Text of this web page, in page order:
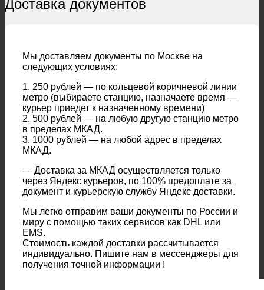
Доставка документов
Мы доставляем документы по Москве на
следующих условиях:
1. 250 рублей — по кольцевой коричневой линии
метро (выбираете станцию, назначаете время —
курьер приедет к назначенному времени)
2. 500 рублей — на любую другую станцию метро
в пределах МКАД.
3. 1000 рублей — на любой адрес в пределах
МКАД.
— Доставка за МКАД осуществляется только
через Яндекс курьеров, по 100% предоплате за
документ и курьерскую службу Яндекс доставки.
Мы легко отправим ваши документы по России и
миру с помощью таких сервисов как DHL или
EMS.
Стоимость каждой доставки рассчитывается
индивидуально. Пишите нам в мессенджеры для
получения точной информации !